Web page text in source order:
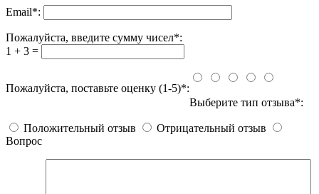
Email*:
Пожалуйста, введите сумму чисел*:
1 + 3 =
Пожалуйста, поставьте оценку (1-5)*:
Выберите тип отзыва*:
Положительный отзыв
Отрицательный отзыв
Вопрос